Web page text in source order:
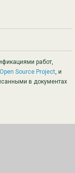
работ,
Source Project , и
в документах